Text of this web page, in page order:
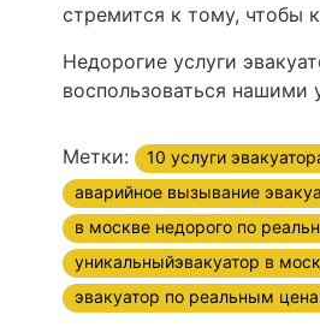
стремится к тому, чтобы
Недорогие услуги
воспользоваться нашими
Метки: 10 услуги
аварийное вызывание
в москве недорого по
уникальныйэвакуатор в
эвакуатор по реальным